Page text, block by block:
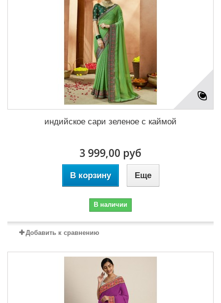
индийское сари зеленое с каймой
3 999,00 руб
В корзину Еще
В наличии
Добавить к сравнению